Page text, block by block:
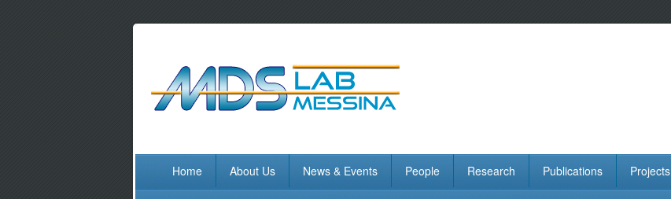
Home About Us News & Events People Research Publications Projects